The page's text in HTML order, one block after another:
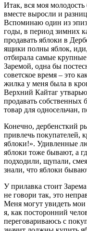
Итак, вся моя
вместе выросли и
Вспоминаю один из
годы, в период зимних
продавать яблоки в
ящики полны яблок,
отбирала самые
Заремой, одна бы
советское время – это
жилка у меня была в
Верхний Кайтаг
продавать собственных
товар для односельчан,
Конечно, дербенсткий
привлечь покупателей,
яблоки!». Удивленные
яблоки тоже бывают, а
подходили, щупали,
знали, что яблоки
У прилавка стоит
не говори так, это
Меня могут увидеть
я, как посторонний
переговариваюсь с